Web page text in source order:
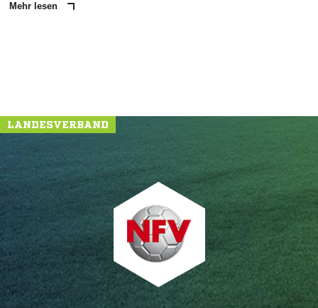
Mehr lesen
LANDESVERBAND